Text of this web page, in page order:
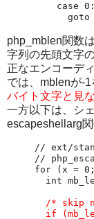
    case 0:
php_mblen関数
字列の先頭文字
正なエンコーデ
では、mblenが-
バイト文字と見
一方以下は、シ
escapeshellarg
// ext/
//
for (x =
int
/* skip
if